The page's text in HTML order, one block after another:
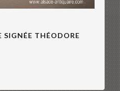
SIGNÉE THÉODORE